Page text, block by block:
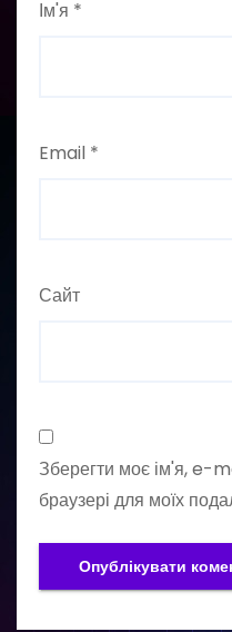
Ім'я *
Email *
Сайт
Зберегти моє ім'я, e-
браузері для моїх